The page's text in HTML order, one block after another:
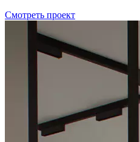
Смотреть проект